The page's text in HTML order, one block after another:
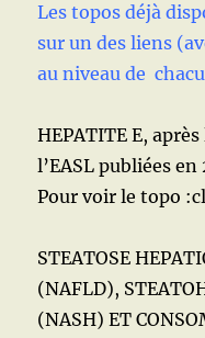
Les topos déjà
sur un des liens
au niveau de
HEPATITE E,
l’EASL publiées en
Pour voir le topo
STEATOSE
(NAFLD),
(NASH) ET